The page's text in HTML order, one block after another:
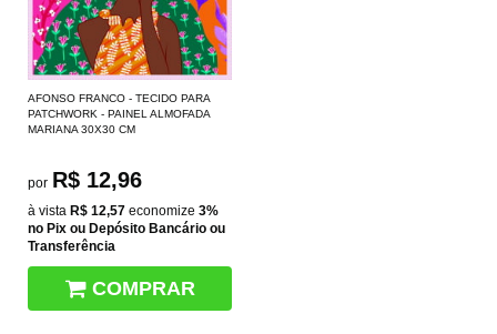
AFONSO FRANCO - TECIDO PARA
PATCHWORK - PAINEL ALMOFADA
MARIANA 30X30 CM
por R$ 12,96
à vista R$ 12,57 economize 3%
no Pix ou Depósito Bancário ou
Transferência
COMPRAR